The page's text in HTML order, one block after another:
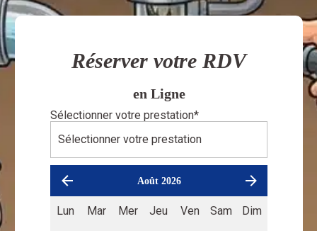
Réserver votre RDV
en Ligne
Sélectionner votre prestation*
Août 2026
Lun Mar Mer Jeu Ven Sam Dim